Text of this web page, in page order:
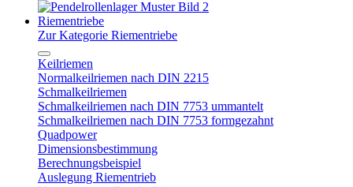
Riementriebe
Zur Kategorie Riementriebe
Keilriemen
Normalkeilriemen nach DIN 2215
Schmalkeilriemen
Schmalkeilriemen nach DIN 7753 ummantelt
Schmalkeilriemen nach DIN 7753 formgezahnt
Quadpower
Dimensionsbestimmung
Berechnungsbeispiel
Auslegung Riementrieb